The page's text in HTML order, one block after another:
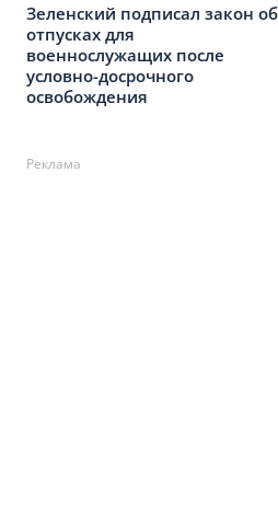
Зеленский подписал закон об
отпусках для
военнослужащих после
условно-досрочного
освобождения
Реклама